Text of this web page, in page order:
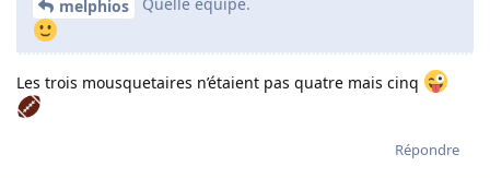
melphios Quelle équipe.
Les trois mousquetaires n’étaient pas quatre mais cinq
Répondre